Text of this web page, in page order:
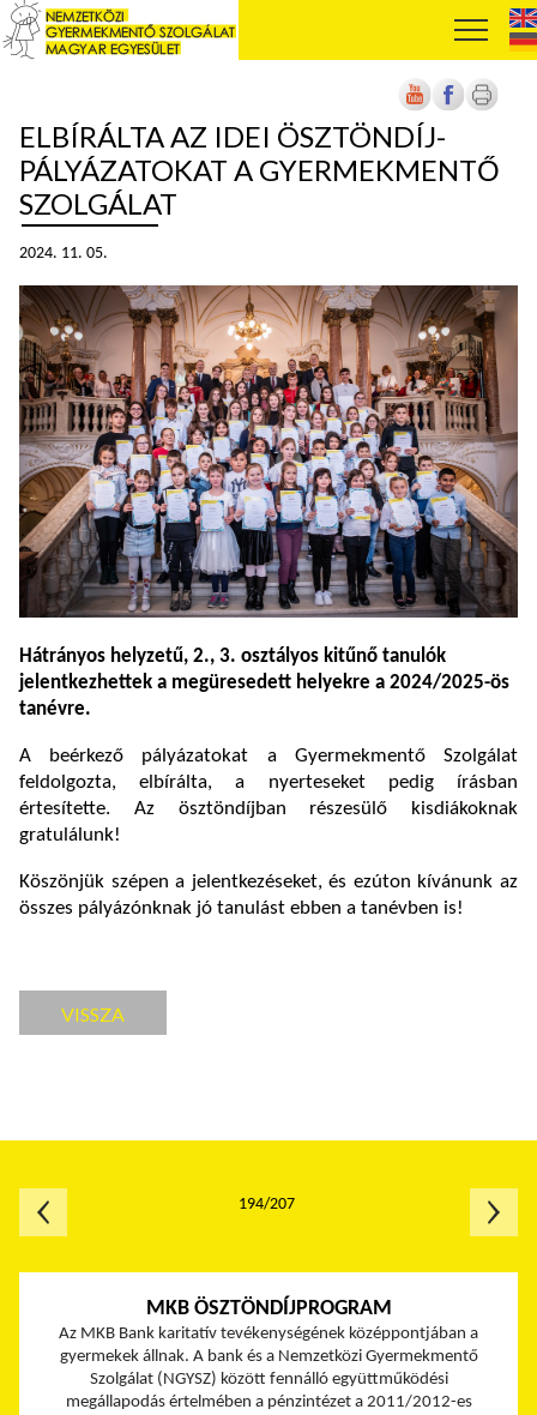
ELBÍRÁLTA AZ IDEI ÖSZTÖNDÍJ-
PÁLYÁZATOKAT A GYERMEKMENTŐ
SZOLGÁLAT
2024. 11. 05.
Hátrányos helyzetű, 2., 3. osztályos kitűnő tanulók
jelentkezhettek a megüresedett helyekre a 2024/2025-ös
tanévre.
A beérkező pályázatokat a Gyermekmentő Szolgálat
feldolgozta, elbírálta, a nyerteseket pedig írásban
értesítette. Az ösztöndíjban részesülő kisdiákoknak
gratulálunk!
Köszönjük szépen a jelentkezéseket, és ezúton kívánunk az
összes pályázónknak jó tanulást ebben a tanévben is!
VISSZA
MKB ÖSZTÖNDÍJPROGRAM
Az MKB Bank karitatív tevékenységének középpontjában a
gyermekek állnak. A bank és a Nemzetközi Gyermekmentő
Szolgálat (NGYSZ) között fennálló együttműködési
megállapodás értelmében a pénzintézet a 2011/2012-es
194/207